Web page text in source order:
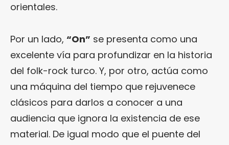
orientales.
Por un lado, “On” se presenta como una
excelente vía para profundizar en la historia
del folk-rock turco. Y, por otro, actúa como
una máquina del tiempo que rejuvenece
clásicos para darlos a conocer a una
audiencia que ignora la existencia de ese
material. De igual modo que el puente del